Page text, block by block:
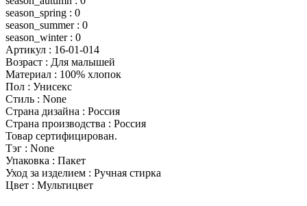
season_spring : 0
season_summer : 0
season_winter : 0
Артикул : 16-01-014
Возраст : Для малышей
Материал : 100% хлопок
Пол : Унисекс
Стиль : None
Страна дизайна : Россия
Страна производства : Россия
Товар сертифицирован.
Тэг : None
Упаковка : Пакет
Уход за изделием : Ручная стирка
Цвет : Мультицвет